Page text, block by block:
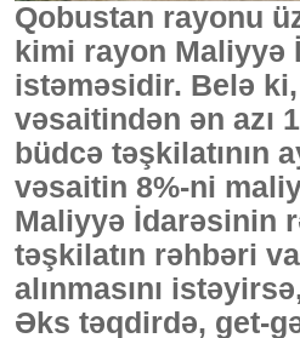
Qobustan rayonu
kimi rayon
istəməsidir. Belə ki,
vəsaitindən ən azı
büdcə təşkilatının
vəsaitin 8%-ni
Maliyyə İdarəsinin
təşkilatın rəhbəri
alınmasını
Əks təqdirdə, get-